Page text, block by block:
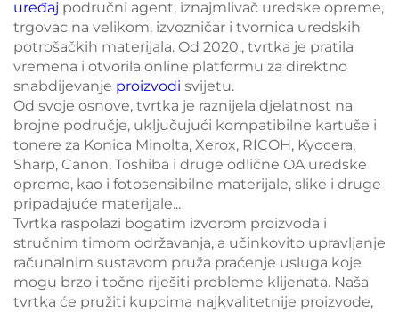
uređaj područni agent, iznajmlivač uredske opreme,
trgovac na velikom, izvozničar i tvornica uredskih
potrošačkih materijala. Od 2020., tvrtka je pratila
vremena i otvorila online platformu za direktno
snabdijevanje proizvodi svijetu.
Od svoje osnove, tvrtka je raznijela djelatnost na
brojne područje, uključujući kompatibilne kartuše i
tonere za Konica Minolta, Xerox, RICOH, Kyocera,
Sharp, Canon, Toshiba i druge odlične OA uredske
opreme, kao i fotosensibilne materijale, slike i druge
pripadajuće materijale...
Tvrtka raspolazi bogatim izvorom proizvoda i
stručnim timom održavanja, a učinkovito upravljanje
računalnim sustavom pruža praćenje usluga koje
mogu brzo i točno riješiti probleme klijenata. Naša
tvrtka će pružiti kupcima najkvalitetnije proizvode,